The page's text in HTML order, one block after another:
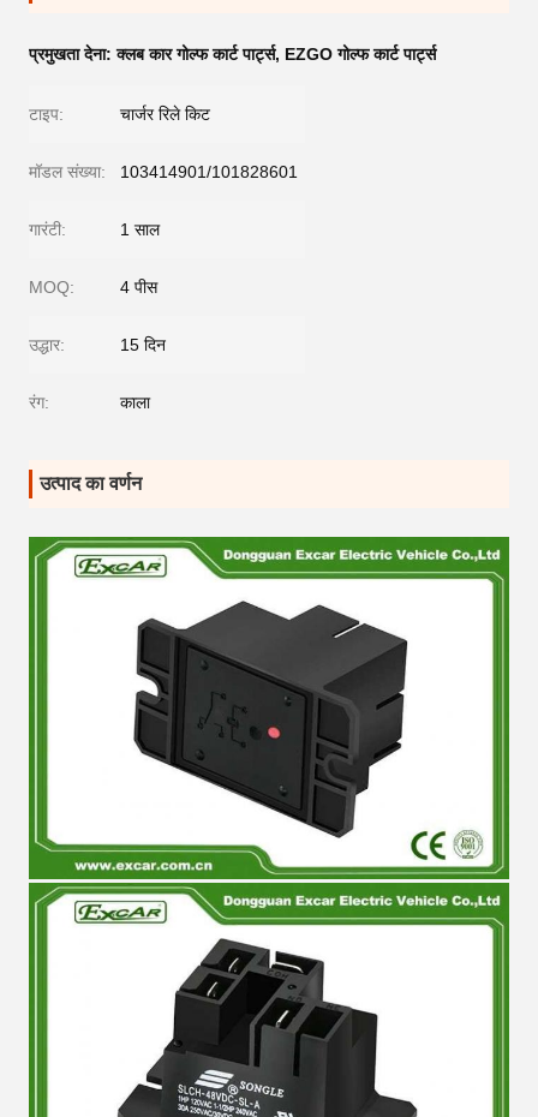
प्रमुखता देना:क्लब कार गोल्फ कार्ट पार्ट्स, EZGO गोल्फ कार्ट पार्ट्स
टाइप: चार्जर रिले किट
मॉडल संख्या: 103414901/101828601
गारंटी: 1 साल
MOQ: 4 पीस
उद्धार: 15 दिन
रंग: काला
उत्पाद का वर्णन